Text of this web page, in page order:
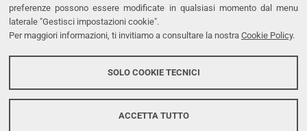
preferenze possono essere modificate in qualsiasi momento dal menu
laterale "Gestisci impostazioni cookie".
Per maggiori informazioni, ti invitiamo a consultare la nostra Cookie Policy.
SOLO COOKIE TECNICI
ACCETTA TUTTO
LINKS
Dichiarazione di accessibilità
Protezione dati personali